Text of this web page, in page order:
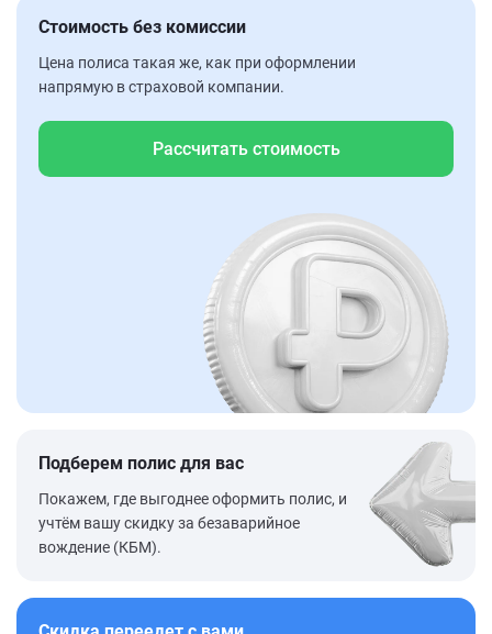
Стоимость без комиссии
Цена полиса такая же, как при оформлении
напрямую в страховой компании.
Рассчитать стоимость
Подберем полис для вас
Покажем, где выгоднее оформить полис, и
учтём вашу скидку за безаварийное
вождение (КБМ).